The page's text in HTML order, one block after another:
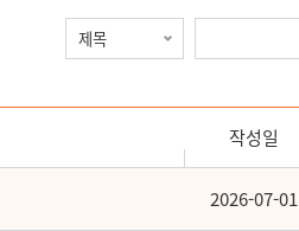
작성일
2026-07-01